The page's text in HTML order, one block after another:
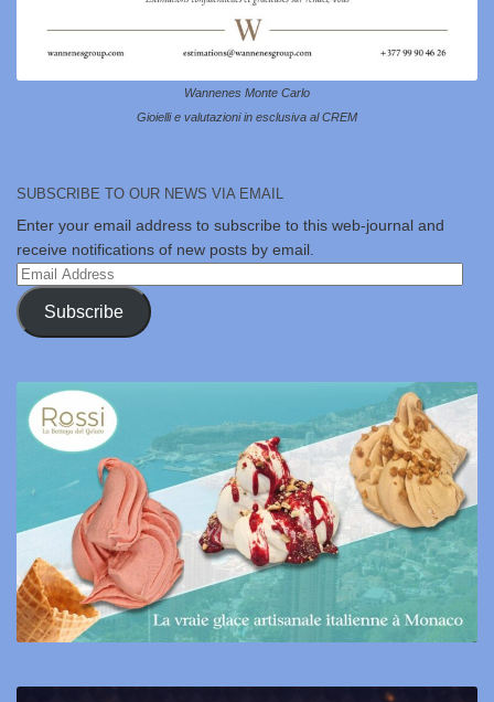
Wannenes Monte Carlo
Gioielli e valutazioni in esclusiva al CREM
SUBSCRIBE TO OUR NEWS VIA EMAIL
Enter your email address to subscribe to this web-journal and
receive notifications of new posts by email.
Email
Address
Subscribe